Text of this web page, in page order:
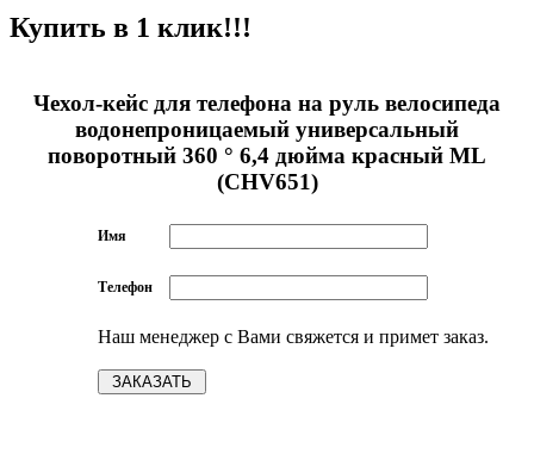
Купить в 1 клик!!!
Чехол-кейс для телефона на руль велосипеда
водонепроницаемый универсальный
поворотный 360 ° 6,4 дюйма красный ML
(СHV651)
Имя
Телефон
Наш менеджер с Вами свяжется и примет заказ.